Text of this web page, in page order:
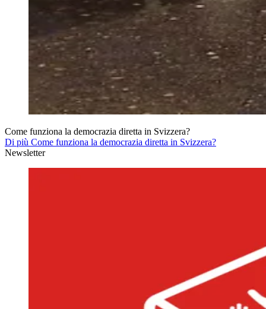
Come funziona la democrazia diretta in Svizzera?
Di più Come funziona la democrazia diretta in Svizzera?
Newsletter